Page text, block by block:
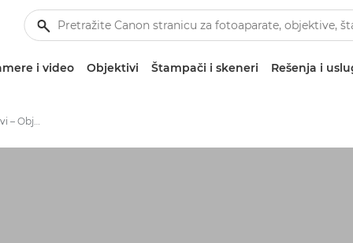
i video Objektivi Štampači i skeneri Rešenja i
EF-S objektivi – Objektivi – Objektivi za video i fotografije